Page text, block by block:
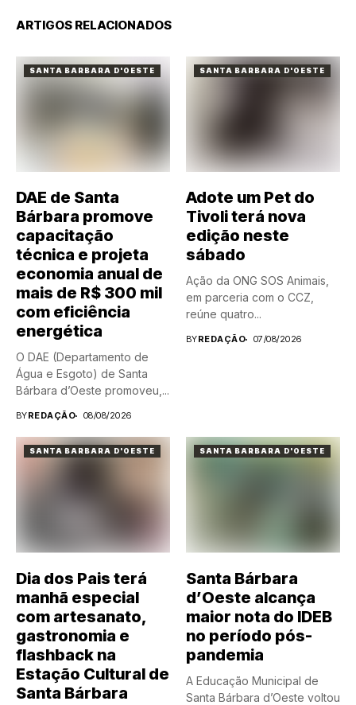
ARTIGOS RELACIONADOS
SANTA BARBARA D'OESTE
DAE de Santa
Bárbara promove
capacitação
técnica e projeta
economia anual de
mais de R$ 300 mil
com eficiência
energética
O DAE (Departamento de
Água e Esgoto) de Santa
Bárbara d’Oeste promoveu,...
BYREDAÇÃO 08/08/2026
SANTA BARBARA D'OESTE
Adote um Pet do
Tivoli terá nova
edição neste
sábado
Ação da ONG SOS Animais,
em parceria com o CCZ,
reúne quatro...
BYREDAÇÃO 07/08/2026
SANTA BARBARA D'OESTE
Dia dos Pais terá
manhã especial
com artesanato,
gastronomia e
flashback na
Estação Cultural de
Santa Bárbara
SANTA BARBARA D'OESTE
Santa Bárbara
d’Oeste alcança
maior nota do IDEB
no período pós-
pandemia
A Educação Municipal de
Santa Bárbara d’Oeste voltou